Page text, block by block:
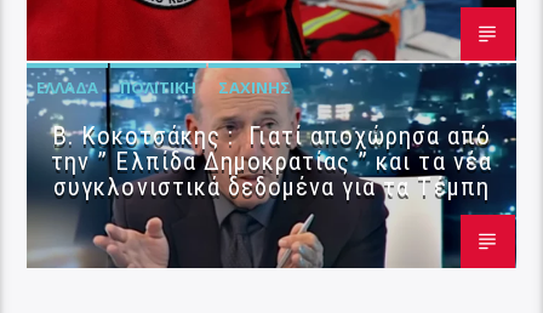
ΕΛΛΆΔΑ ΠΟΛΙΤΙΚΉ ΣΑΧΊΝΗΣ
Β. Κοκοτσάκης : Γιατί αποχώρησα από
την ” Ελπίδα Δημοκρατίας ” και τα νέα
συγκλονιστικά δεδομένα για τα Τέμπη